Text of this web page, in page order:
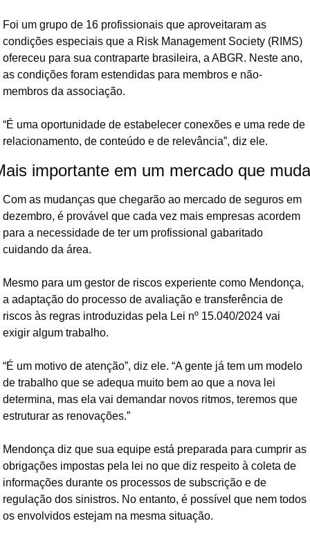
Foi um grupo de 16 profissionais que aproveitaram as
condições especiais que a Risk Management Society (RIMS)
ofereceu para sua contraparte brasileira, a ABGR. Neste ano,
as condições foram estendidas para membros e não-
membros da associação.
“É uma oportunidade de estabelecer conexões e uma rede de
relacionamento, de conteúdo e de relevância”, diz ele.
importante em um mercado que muda
Com as mudanças que chegarão ao mercado de seguros em
dezembro, é provável que cada vez mais empresas acordem
para a necessidade de ter um profissional gabaritado
cuidando da área.
Mesmo para um gestor de riscos experiente como Mendonça,
a adaptação do processo de avaliação e transferência de
riscos às regras introduzidas pela Lei nº 15.040/2024 vai
exigir algum trabalho.
“É um motivo de atenção”, diz ele. “A gente já tem um modelo
de trabalho que se adequa muito bem ao que a nova lei
determina, mas ela vai demandar novos ritmos, teremos que
estruturar as renovações.”
Mendonça diz que sua equipe está preparada para cumprir as
obrigações impostas pela lei no que diz respeito à coleta de
informações durante os processos de subscrição e de
regulação dos sinistros. No entanto, é possível que nem todos
os envolvidos estejam na mesma situação.